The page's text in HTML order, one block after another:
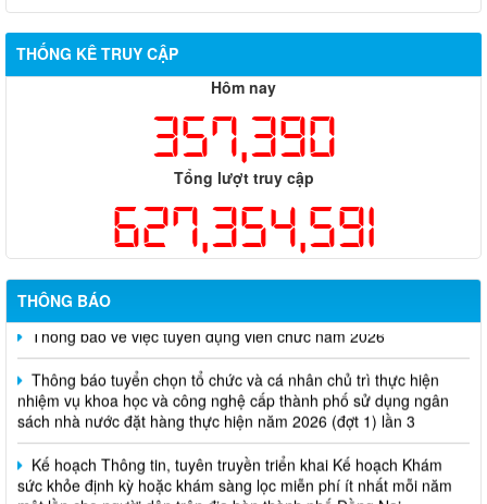
THỐNG KÊ TRUY CẬP
Hôm nay
357,390
Tổng lượt truy cập
627,354,591
THÔNG BÁO
Thông báo về việc tuyển dụng viên chức năm 2026
Thông báo tuyển chọn tổ chức và cá nhân chủ trì thực hiện
nhiệm vụ khoa học và công nghệ cấp thành phố sử dụng ngân
sách nhà nước đặt hàng thực hiện năm 2026 (đợt 1) lần 3
Kế hoạch Thông tin, tuyên truyền triển khai Kế hoạch Khám
sức khỏe định kỳ hoặc khám sàng lọc miễn phí ít nhất mỗi năm
một lần cho người dân trên địa bàn thành phố Đồng Nai